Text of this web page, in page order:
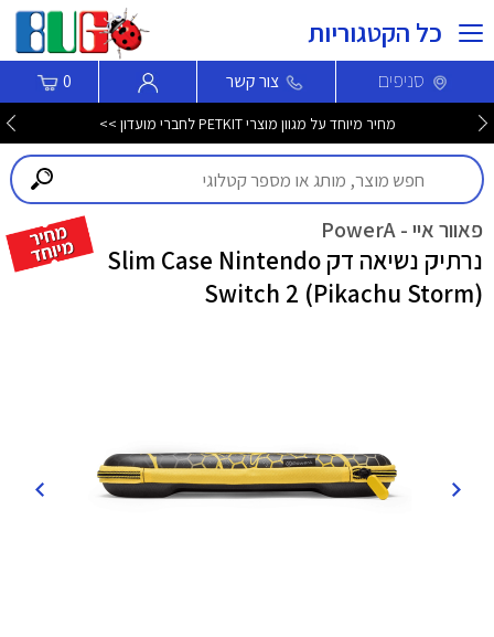
כל הקטגוריות
סניפים צור קשר 0
מחיר מיוחד על מגוון מוצרי PETKIT לחברי מועדון >>
פאוור איי - PowerA
נרתיק נשיאה דק Slim Case Nintendo
Switch 2 (Pikachu Storm)